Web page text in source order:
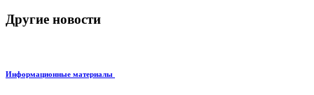
Другие новости
Информационные материалы